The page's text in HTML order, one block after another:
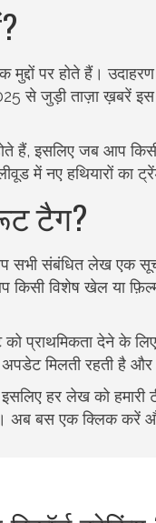
मुद्दों पर होते हैं।
से जुड़ी ताज़ा ख़बरें
हैं, इसलिए जब आप
में नए हथियारों का
टैग?
सभी संबंधित लेख एक
विशेष खेल या
प्राथमिकता देने के
मिलती रहती है और
इसलिए हर लेख को
अब बस एक क्लिक करें